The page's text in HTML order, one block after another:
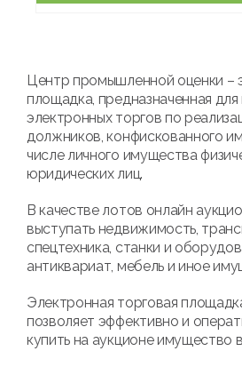
Центр промышленной оценки –
площадка, предназначенная
электронных торгов по
должников, конфискованного
числе личного имущества
юридических лиц.
В качестве лотов онлайн
выступать недвижимость,
спецтехника, станки и
антиквариат, мебель и иное
Электронная торговая
позволяет эффективно и
купить на аукционе имущество